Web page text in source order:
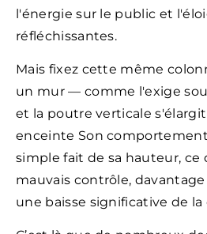
l'énergie sur le public et
réfléchissantes.
Mais fixez cette même
un mur — comme l'exige
et la poutre verticale
enceinte Son
simple fait de sa hauteur, ce
mauvais contrôle,
une baisse significative de la